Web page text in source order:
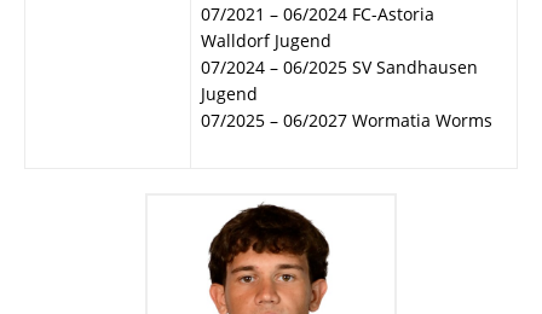
07/2021 – 06/2024 FC-Astoria
Walldorf Jugend
07/2024 – 06/2025 SV Sandhausen
Jugend
07/2025 – 06/2027 Wormatia Worms